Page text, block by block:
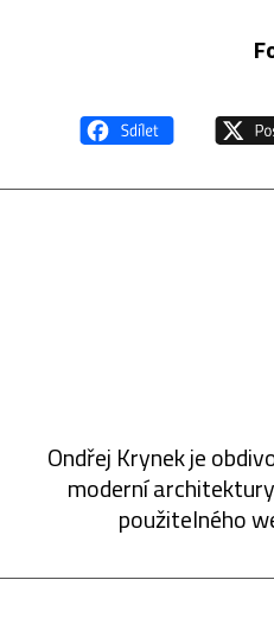
Ondřej Krynek je
moderní
použitelného